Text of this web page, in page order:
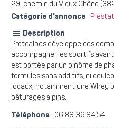
29, chemin du Vieux Chêne
Catégorie d'annonce
Description
Protealpes développe des
accompagner les sportifs
est portée par un binôme de
formules sans additifs, ni
locaux, notamment une Whey
pâturages alpins.
Téléphone 06 89 36 94 54